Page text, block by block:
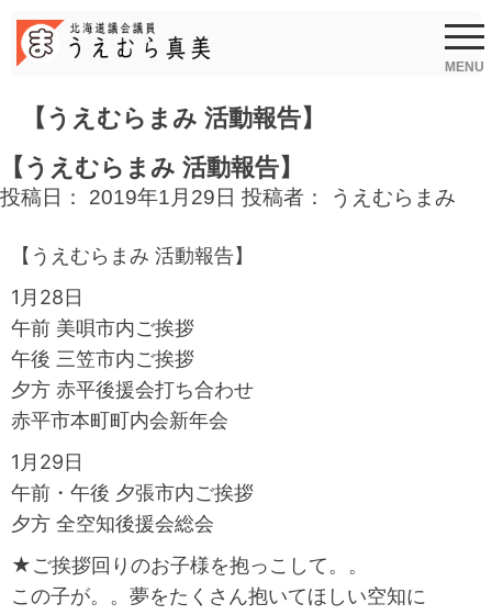
content
MENU
【うえむらまみ 活動報告】
【うえむらまみ 活動報告】
投稿日： 2019年1月29日 投稿者： うえむらまみ
【うえむらまみ 活動報告】
1月28日
午前 美唄市内ご挨拶
午後 三笠市内ご挨拶
夕方 赤平後援会打ち合わせ
赤平市本町町内会新年会
1月29日
午前・午後 夕張市内ご挨拶
夕方 全空知後援会総会
★ご挨拶回りのお子様を抱っこして。。
この子が。。夢をたくさん抱いてほしい空知に